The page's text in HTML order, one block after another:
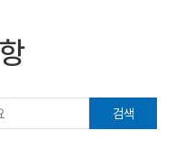
검색